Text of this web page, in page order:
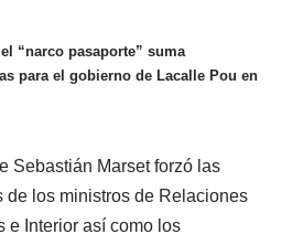
“narco pasaporte” suma
para el gobierno de Lacalle Pou en
Sebastián Marset forzó las
de los ministros de Relaciones
e Interior así como los